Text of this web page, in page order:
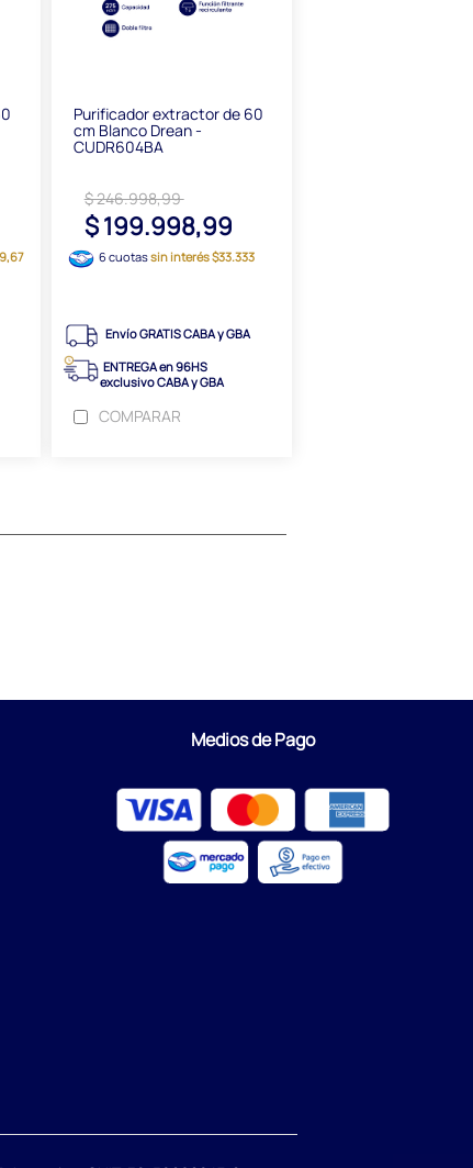
Purificador extractor de 60
cm Blanco Drean -
CUDR604BA
$ 246.998,99
$ 199.998,99
6 cuotassin interés $33.333
Envío GRATIS CABA y GBA
ENTREGA en 96HS
exclusivo CABA y GBA
COMPARAR
Medios de Pago